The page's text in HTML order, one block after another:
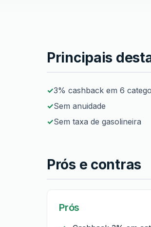
Principais
3% cashback em 6
Sem anuidade
Sem taxa de gasolineira
Prós e contras
Prós